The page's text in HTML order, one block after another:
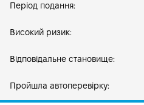
Період подання:
Високий ризик:
Відповідальне становище:
Пройшла автоперевірку: